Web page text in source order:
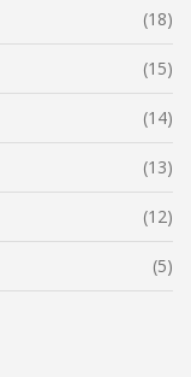
(18)
(15)
(14)
(13)
(12)
(5)